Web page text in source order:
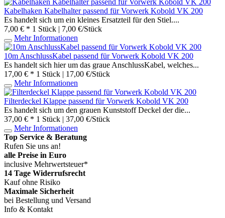
Kabelhaken Kabelhalter passend für Vorwerk Kobold VK 200
Es handelt sich um ein kleines Ersatzteil für den Stiel....
7,00 € * 1 Stück | 7,00 €/Stück
Mehr Informationen
10m AnschlussKabel passend für Vorwerk Kobold VK 200
Es handelt sich hier um das graue AnschlussKabel, welches...
17,00 € * 1 Stück | 17,00 €/Stück
Mehr Informationen
Filterdeckel Klappe passend für Vorwerk Kobold VK 200
Es handelt sich um den grauen Kunststoff Deckel der die...
37,00 € * 1 Stück | 37,00 €/Stück
Mehr Informationen
Top Service & Beratung
Rufen Sie uns an!
alle Preise in Euro
inclusive Mehrwertsteuer*
14 Tage Widerrufsrecht
Kauf ohne Risiko
Maximale Sicherheit
bei Bestellung und Versand
Info & Kontakt